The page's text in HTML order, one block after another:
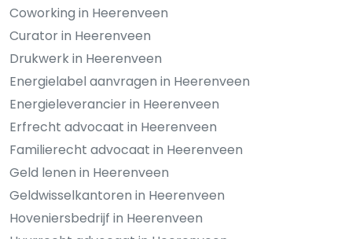
Coworking in Heerenveen
Curator in Heerenveen
Drukwerk in Heerenveen
Energielabel aanvragen in Heerenveen
Energieleverancier in Heerenveen
Erfrecht advocaat in Heerenveen
Familierecht advocaat in Heerenveen
Geld lenen in Heerenveen
Geldwisselkantoren in Heerenveen
Hoveniersbedrijf in Heerenveen